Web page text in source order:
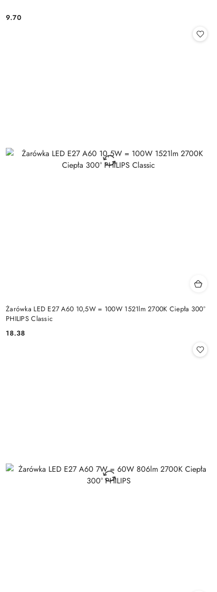
Cena:
9.70
Żarówka LED E27 A60 10,5W = 100W 1521lm 2700K Ciepła 300°
PHILIPS Classic
Cena:
18.38